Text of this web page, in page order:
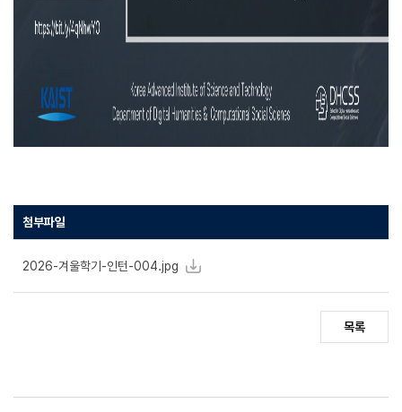
첨부파일
2026-겨울학기-인턴-004.jpg
목록